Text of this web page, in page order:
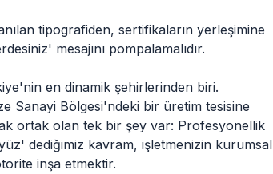
tipografiden, sertifikaların yerleşimine
mesajını pompalamalıdır.
en dinamik şehirlerinden biri.
Sanayi Bölgesi'ndeki bir üretim tesisine
ortak olan tek bir şey var: Profesyonellik
dediğimiz kavram, işletmenizin kurumsal
inşa etmektir.